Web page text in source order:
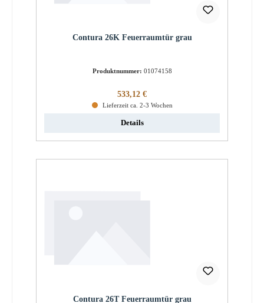
Contura 26K Feuerraumtür grau
Produktnummer: 01074158
Regulärer Preis:
533,12 €
Lieferzeit ca. 2-3 Wochen
Details
Contura 26T Feuerraumtür grau